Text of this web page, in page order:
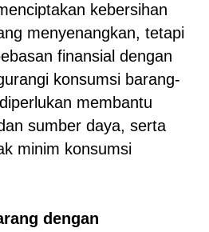
kebersihan
menyenangkan, tetapi
finansial dengan
konsumsi barang-
membantu
sumber daya, serta
minim konsumsi
dengan